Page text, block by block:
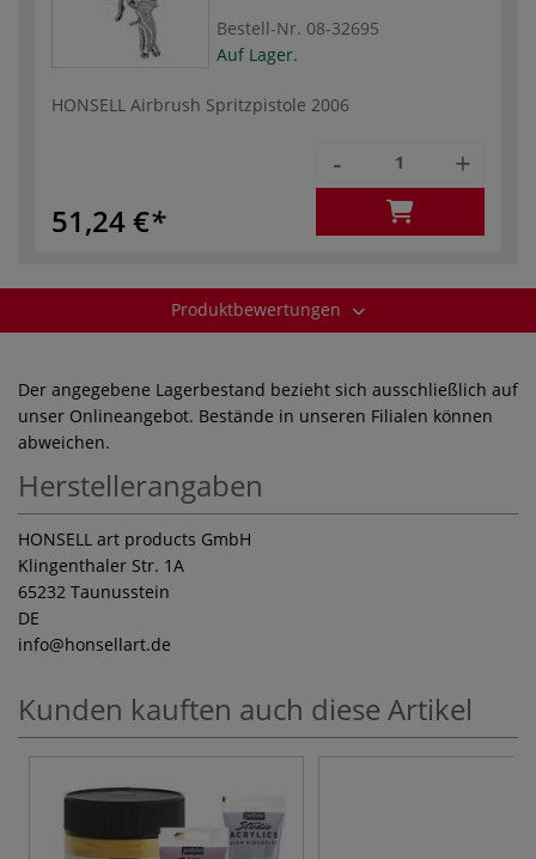
Bestell-Nr. 08-32695
Auf Lager.
HONSELL Airbrush Spritzpistole 2006
51,24 €
- +
Produktbewertungen
Der angegebene Lagerbestand bezieht sich ausschließlich auf
unser Onlineangebot. Bestände in unseren Filialen können
abweichen.
Herstellerangaben
HONSELL art products GmbH
Klingenthaler Str. 1A
65232 Taunusstein
DE
info@honsellart.de
Kunden kauften auch diese Artikel